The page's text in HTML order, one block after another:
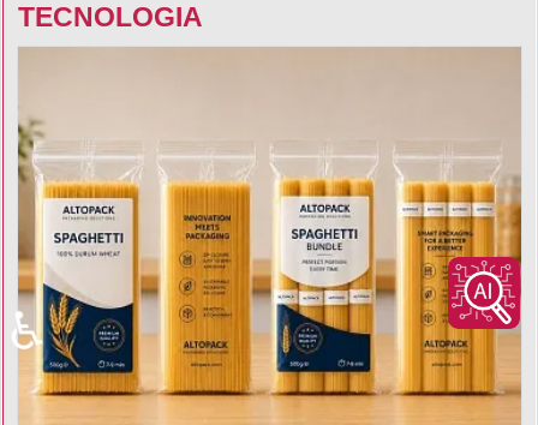
TECNOLOGIA